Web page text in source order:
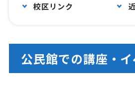
校区リンク
公民館での講座・